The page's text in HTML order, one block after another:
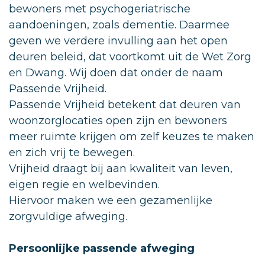
bewoners met psychogeriatrische
aandoeningen, zoals dementie. Daarmee
geven we verdere invulling aan het open
deuren beleid, dat voortkomt uit de Wet Zorg
en Dwang. Wij doen dat onder de naam
Passende Vrijheid.
Passende Vrijheid betekent dat deuren van
woonzorglocaties open zijn en bewoners
meer ruimte krijgen om zelf keuzes te maken
en zich vrij te bewegen.
Vrijheid draagt bij aan kwaliteit van leven,
eigen regie en welbevinden.
Hiervoor maken we een gezamenlijke
zorgvuldige afweging.
Persoonlijke passende afweging